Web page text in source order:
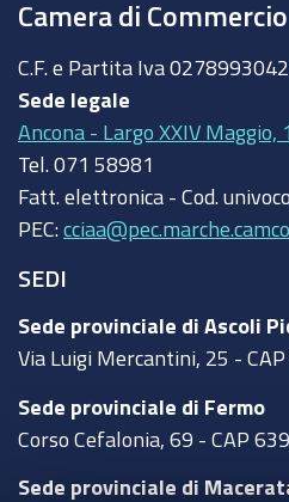
Camera di Commercio
C.F. e Partita Iva
Sede legale
Ancona - Largo XXIV Maggio,
Tel. 071 58981
Fatt. elettronica - Cod.
PEC:
SEDI
Sede provinciale di Ascoli
Via Luigi Mercantini, 25 -
Sede provinciale di Fermo
Corso Cefalonia, 69 - CAP
Sede provinciale di